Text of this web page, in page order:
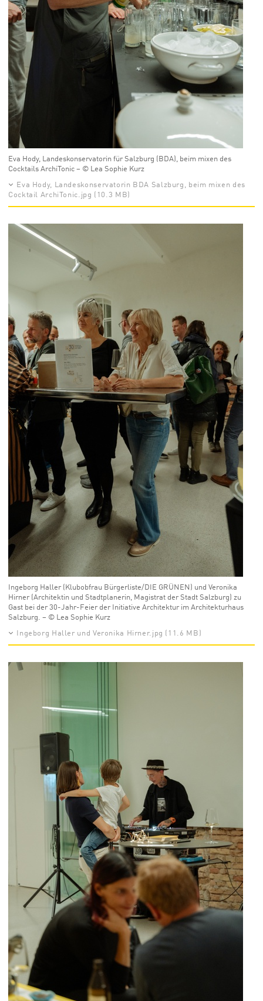
Eva Hody, Landeskonservatorin für Salzburg (BDA), beim mixen des
Cocktails ArchiTonic – © Lea Sophie Kurz
Eva Hody, Landeskonservatorin BDA Salzburg, beim mixen des
Cocktail ArchiTonic.jpg (10.3 MB)
Ingeborg Haller (Klubobfrau Bürgerliste/DIE GRÜNEN) und Veronika
Hirner (Architektin und Stadtplanerin, Magistrat der Stadt Salzburg) zu
Gast bei der 30-Jahr-Feier der Initiative Architektur im Architekturhaus
Salzburg. – © Lea Sophie Kurz
Ingeborg Haller und Veronika Hirner.jpg (11.6 MB)